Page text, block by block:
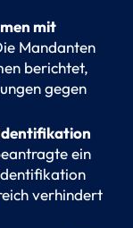
mit
Mandanten
berichtet,
gegen
ein
verhindert